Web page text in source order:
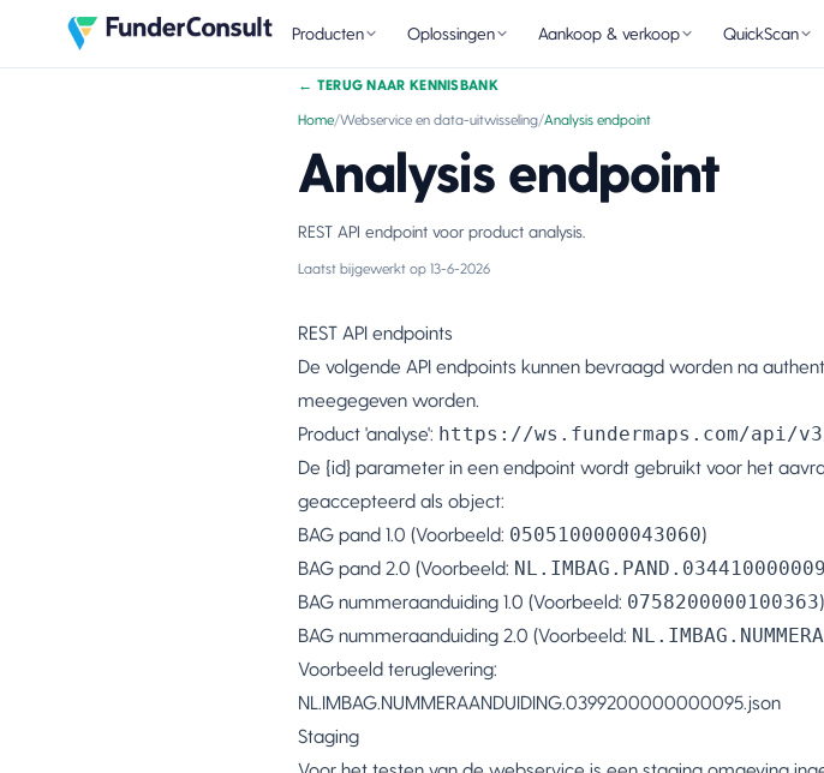
Producten Oplossingen Aankoop & verkoop QuickScan
← TERUG NAAR KENNISBANK
Home/Webservice en data-uitwisseling/Analysis endpoint
Analysis endpoint
REST API endpoint voor product analysis.
Laatst bijgewerkt op 13-6-2026
REST API endpoints
De volgende API endpoints kunnen bevraagd worden na
meegegeven worden.
Product 'analyse': https://ws.fundermaps.com/api/
De {id} parameter in een endpoint wordt gebruikt voor het
geaccepteerd als object:
BAG pand 1.0 (Voorbeeld: 0505100000043060)
BAG pand 2.0 (Voorbeeld:
BAG nummeraanduiding 1.0 (Voorbeeld: 0758200000100363)
BAG nummeraanduiding 2.0 (Voorbeeld:
Voorbeeld teruglevering:
NL.IMBAG.NUMMERAANDUIDING.0399200000000095.json
Staging